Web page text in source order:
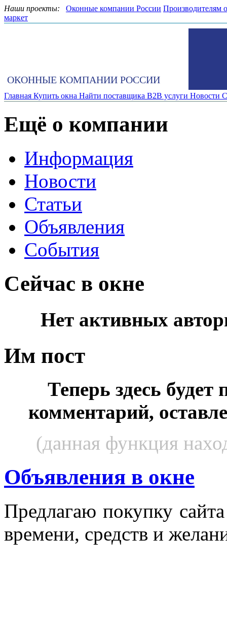
Наши проекты: Оконные компании России Производителям
маркет
ОКОННЫЕ КОМПАНИИ РОССИИ
Главная Купить окна Найти поставщика B2B услуги Новости
Ещё о компании
Информация
Новости
Статьи
Объявления
События
Сейчас в окне
Нет активных
Им пост
Теперь здесь будет
комментарий,
(данная функция
Объявления в окне
Пред­ла­гаю по­куп­ку
вре­мени, средств и